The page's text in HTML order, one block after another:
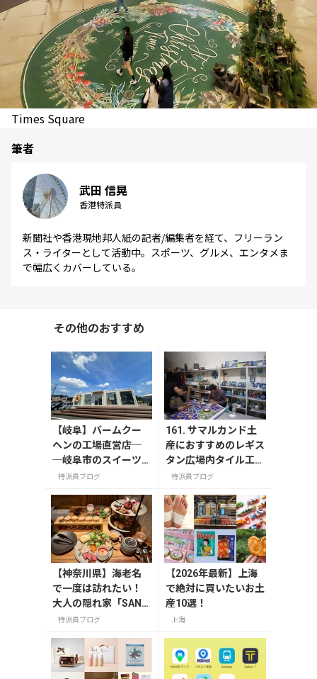
Times Square
筆者
武田 信晃
香港特派員
新聞社や香港現地邦人紙の記者/編集者を経て、フリーラン
ス・ライターとして活動中。スポーツ、グルメ、エンタメま
で幅広くカバーしている。
その他のおすすめ
【岐阜】バームクー
ヘンの工場直営店─
─岐阜市のスイーツ
スポット「FLEUR
特派員ブログ
161. サマルカンド土
産におすすめのレギス
タン広場内タイル工房
職人の神業タイル作り
特派員ブログ
【神奈川県】海老名
で一度は訪れたい！
大人の隠れ家「SAND
GLASS 熾火」で味わ
ー
特派員ブログ
【2026年最新】上海
で絶対に買いたいお土
産10選！
上海